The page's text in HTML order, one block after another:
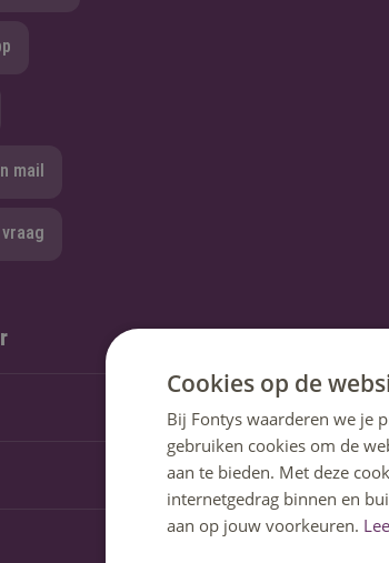
mail
Cookies op de
Bij Fontys waarderen we je
gebruiken cookies om de
aan te bieden. Met deze
internetgedrag binnen en
aan op jouw voorkeuren.